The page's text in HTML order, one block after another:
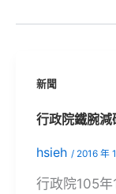
新聞
行政院鐵腕減
hsieh / 2016 年
行政院105